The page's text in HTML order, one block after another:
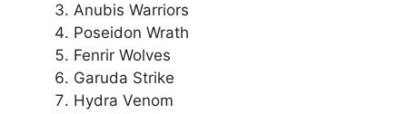
Anubis Warriors
Poseidon Wrath
Fenrir Wolves
Garuda Strike
Hydra Venom